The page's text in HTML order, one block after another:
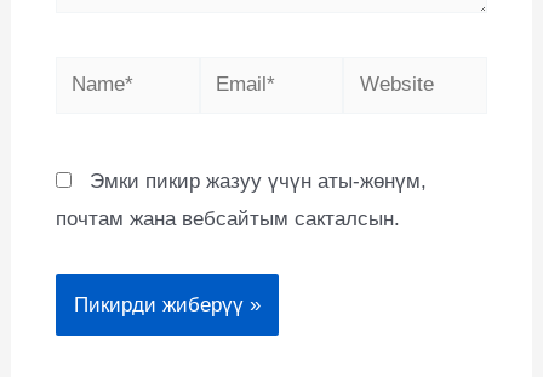
Эмки пикир жазуу үчүн аты-жөнүм,
почтам жана вебсайтым сакталсын.